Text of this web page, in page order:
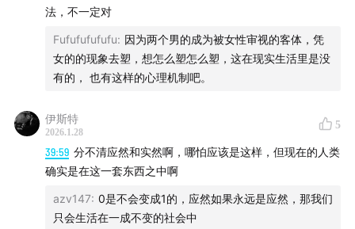
老马：一个中年影评人，在播客领域重新出发。关于电
影，了解的东西还不算少。
阿吴：也是一个中年影评人，也要在播客领域重新出发，
有很多观点挑战多数人的常识。
详细时间轴：
00:00:31法国的普遍主义和色盲政策
法，不一定对
Fufufufufufu: 因为两个男的成为被女性审视的客体，凭
女的的现象去塑，想怎么塑怎么塑，这在现实生活里是没
有的， 也有这样的心理机制吧。
伊斯特
2026.1.28
5
39:59 分不清应然和实然啊，哪怕应该是这样，但现在的人类
确实是在这一套东西之中啊
azv147: 0是不会变成1的，应然如果永远是应然，那我们
只会生活在一成不变的社会中